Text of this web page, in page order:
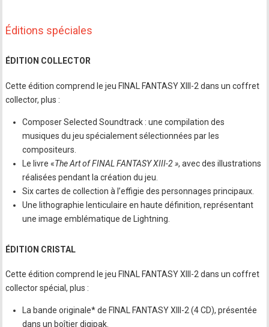
Éditions spéciales
ÉDITION COLLECTOR
Cette édition comprend le jeu FINAL FANTASY XIII-2 dans un coffret
collector, plus :
Composer Selected Soundtrack : une compilation des
musiques du jeu spécialement sélectionnées par les
compositeurs.
Le livre «The Art of FINAL FANTASY XIII-2 », avec des illustrations
réalisées pendant la création du jeu.
Six cartes de collection à l’effigie des personnages principaux.
Une lithographie lenticulaire en haute définition, représentant
une image emblématique de Lightning.
ÉDITION CRISTAL
Cette édition comprend le jeu FINAL FANTASY XIII-2 dans un coffret
collector spécial, plus :
La bande originale* de FINAL FANTASY XIII-2 (4 CD), présentée
dans un boîtier digipak.